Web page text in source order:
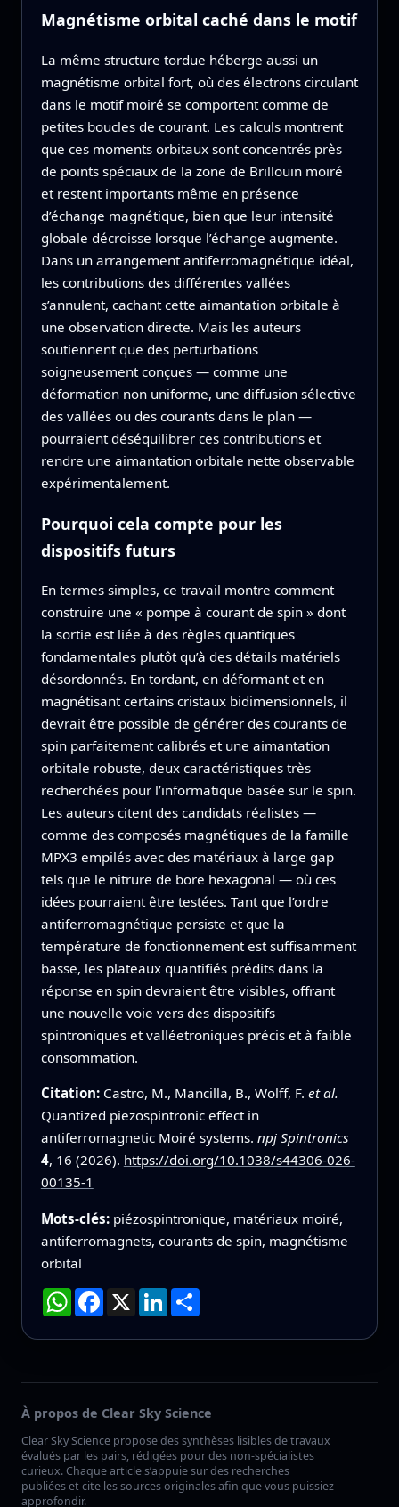
Magnétisme orbital caché dans le motif
La même structure tordue héberge aussi un
magnétisme orbital fort, où des électrons circulant
dans le motif moiré se comportent comme de
petites boucles de courant. Les calculs montrent
que ces moments orbitaux sont concentrés près
de points spéciaux de la zone de Brillouin moiré
et restent importants même en présence
d’échange magnétique, bien que leur intensité
globale décroisse lorsque l’échange augmente.
Dans un arrangement antiferromagnétique idéal,
les contributions des différentes vallées
s’annulent, cachant cette aimantation orbitale à
une observation directe. Mais les auteurs
soutiennent que des perturbations
soigneusement conçues — comme une
déformation non uniforme, une diffusion sélective
des vallées ou des courants dans le plan —
pourraient déséquilibrer ces contributions et
rendre une aimantation orbitale nette observable
expérimentalement.
Pourquoi cela compte pour les
dispositifs futurs
En termes simples, ce travail montre comment
construire une « pompe à courant de spin » dont
la sortie est liée à des règles quantiques
fondamentales plutôt qu’à des détails matériels
désordonnés. En tordant, en déformant et en
magnétisant certains cristaux bidimensionnels, il
devrait être possible de générer des courants de
spin parfaitement calibrés et une aimantation
orbitale robuste, deux caractéristiques très
recherchées pour l’informatique basée sur le spin.
Les auteurs citent des candidats réalistes —
comme des composés magnétiques de la famille
MPX3 empilés avec des matériaux à large gap
tels que le nitrure de bore hexagonal — où ces
idées pourraient être testées. Tant que l’ordre
antiferromagnétique persiste et que la
température de fonctionnement est suffisamment
basse, les plateaux quantifiés prédits dans la
réponse en spin devraient être visibles, offrant
une nouvelle voie vers des dispositifs
spintroniques et valléetroniques précis et à faible
consommation.
Citation: Castro, M., Mancilla, B., Wolff, F. et al.
Quantized piezospintronic effect in
antiferromagnetic Moiré systems. npj Spintronics
4, 16 (2026). https://doi.org/10.1038/s44306-026-
00135-1
Mots-clés: piézospintronique, matériaux moiré,
antiferromagnets, courants de spin, magnétisme
orbital
WhatsApp
Facebook
X LinkedInPartager
À propos de Clear Sky Science
Clear Sky Science propose des synthèses lisibles de travaux
évalués par les pairs, rédigées pour des non-spécialistes
curieux. Chaque article s’appuie sur des recherches
publiées et cite les sources originales afin que vous puissiez
approfondir.